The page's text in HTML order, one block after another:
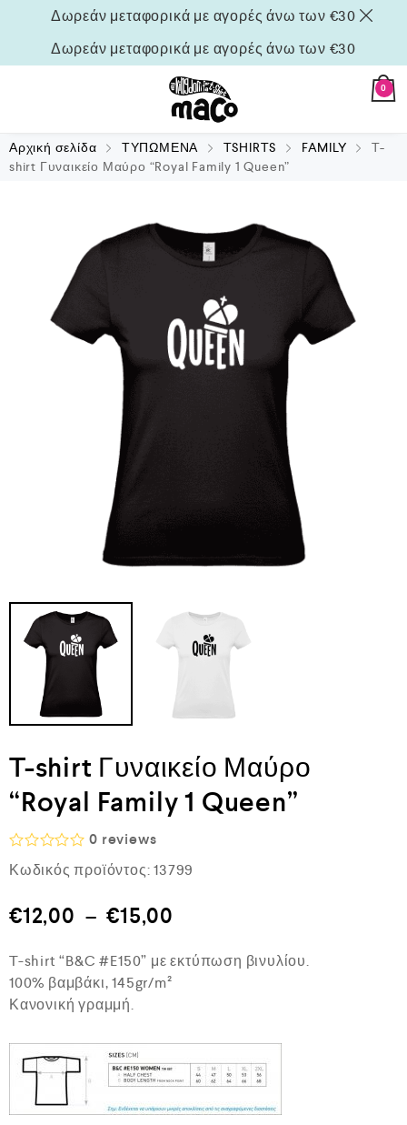
Δωρεάν μεταφορικά με αγορές άνω των €30
Δωρεάν μεταφορικά με αγορές άνω των €30
0
Αρχική σελίδα ΤΥΠΩΜΕΝΑ TSHIRTS FAMILY
T-
shirt Γυναικείο Μαύρο “Royal Family 1 Queen”
T-shirt Γυναικείο Μαύρο
“Royal Family 1 Queen”
Β
α
μ
ο
γ
ή
θ
η
π
0 reviews
Κωδικός προϊόντος: 13799
€12,00 – €15,00
T-shirt “B&C #E150” με εκτύπωση βινυλίου.
100% βαμβάκι, 145gr/m²
Κανονική γραμμή.